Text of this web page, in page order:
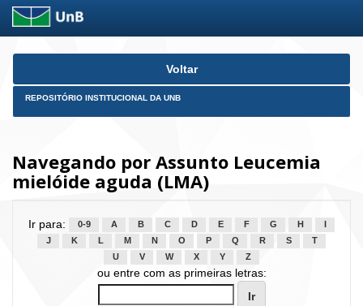
Skip
Voltar
REPOSITÓRIO INSTITUCIONAL DA UNB
Navegando por Assunto Leucemia
mielóide aguda (LMA)
Ir para: 0-9 A B C D E F G H
J
K L M N O P Q R S
T
U
V W X Y Z
ou entre com as primeiras letras: